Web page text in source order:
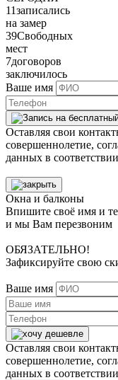
11записались
на замер
39Свободных
мест
7договоров
заключилось
Ваше имя
Оставляя свои
совершеннолетие,
данных в
Окна и балконы
Впишите своё имя и
и мы Вам перезвоним
ОБЯЗАТЕЛЬНО!
Зафиксируйте свою
Ваше имя
Оставляя свои
совершеннолетие,
данных в